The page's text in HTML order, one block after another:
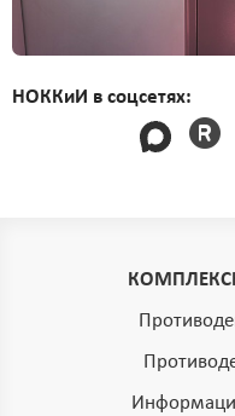
НОККиИ в соцсетях: